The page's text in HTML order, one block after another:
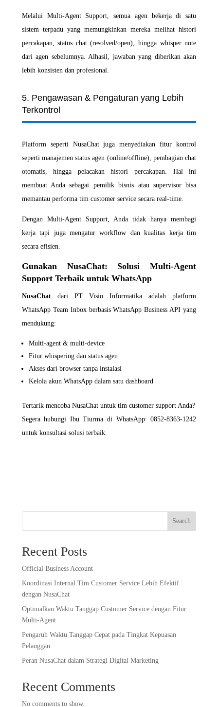
Melalui Multi-Agent Support, semua agen bekerja di satu
sistem terpadu yang memungkinkan mereka melihat histori
percakapan, status chat (resolved/open), hingga whisper note
dari agen sebelumnya. Alhasil, jawaban yang diberikan akan
lebih konsisten dan profesional.
5. Pengawasan & Pengaturan yang Lebih
Terkontrol
Platform seperti NusaChat juga menyediakan fitur kontrol
seperti manajemen status agen (online/offline), pembagian chat
otomatis, hingga pelacakan histori percakapan. Hal ini
membuat Anda sebagai pemilik bisnis atau supervisor bisa
memantau performa tim customer service secara real-time.
Dengan Multi-Agent Support, Anda tidak hanya membagi
kerja tapi juga mengatur workflow dan kualitas kerja tim
secara efisien.
Gunakan NusaChat: Solusi Multi-Agent
Support Terbaik untuk WhatsApp
NusaChatdari PT Visio Informatika adalah platform
WhatsApp Team Inbox berbasis WhatsApp Business API yang
mendukung:
Multi-agent & multi-device
Fitur whispering dan status agen
Akses dari browser tanpa instalasi
Kelola akun WhatsApp dalam satu dashboard
Tertarik mencoba NusaChat untuk tim customer support Anda?
Segera hubungi Ibu Tiurma di WhatsApp: 0852-8363-1242
untuk konsultasi solusi terbaik.
Search
Recent Posts
Official Business Account
Koordinasi Internal Tim Customer Service Lebih Efektif
dengan NusaChat
Optimalkan Waktu Tanggap Customer Service dengan Fitur
Multi-Agent
Pengaruh Waktu Tanggap Cepat pada Tingkat Kepuasan
Pelanggan
Peran NusaChat dalam Strategi Digital Marketing
Recent Comments
No comments to show.